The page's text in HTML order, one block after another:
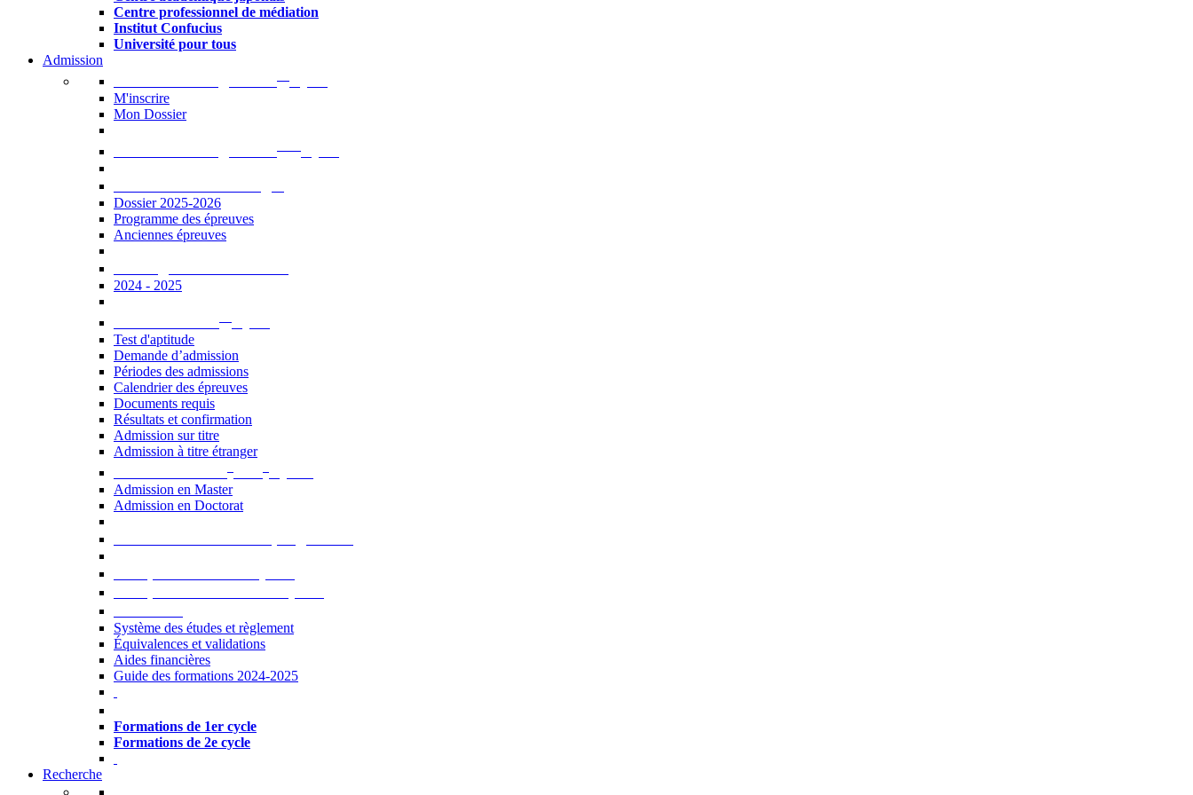
Centre professionnel de médiation
Institut Confucius
Université pour tous
Admission
M'inscrire
Mon Dossier
Dossier 2025-2026
Programme des épreuves
Anciennes épreuves
2024 - 2025
Test d'aptitude
Demande d’admission
Périodes des admissions
Calendrier des épreuves
Documents requis
Résultats et confirmation
Admission sur titre
Admission à titre étranger
Admission en Master
Admission en Doctorat
Système des études et règlement
Équivalences et validations
Aides financières
Guide des formations 2024-2025
Formations de 1er cycle
Formations de 2e cycle
Recherche